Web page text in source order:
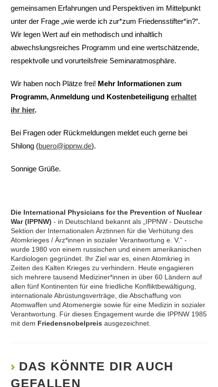
gemeinsamen Erfahrungen und Perspektiven im Mittelpunkt
unter der Frage „wie werde ich zur*zum Friedensstifter*in?“.
Wir legen Wert auf ein methodisch und inhaltlich
abwechslungsreiches Programm und eine wertschätzende,
respektvolle und vorurteilsfreie Seminaratmosphäre.
Wir haben noch Plätze frei! Mehr Informationen zum
Programm, Anmeldung und Kostenbeteiligungerhaltet
ihr hier.
Bei Fragen oder Rückmeldungen meldet euch gerne bei
Shilong (buero@ippnw.de).
Sonnige Grüße.
Die International Physicians for the Prevention of Nuclear
War (IPPNW) - in Deutschland bekannt als „IPPNW - Deutsche
Sektion der Internationalen Ärztinnen für die Verhütung des
Atomkrieges / Ärz*innen in sozialer Verantwortung e. V.“ -
wurde 1980 von einem russischen und einem amerikanischen
Kardiologen gegründet. Ihr Ziel war es, einen Atomkrieg in
Zeiten des Kalten Krieges zu verhindern. Heute engagieren
sich mehrere tausend Mediziner*innen in über 60 Ländern auf
allen fünf Kontinenten für eine friedliche Konfliktbewältigung,
internationale Abrüstungsverträge, die Abschaffung von
Atomwaffen und Atomenergie sowie für eine Medizin in sozialer
Verantwortung. Für dieses Engagement wurde die IPPNW 1985
mit dem Friedensnobelpreis ausgezeichnet.
DAS KÖNNTE DIR AUCH
GEFALLEN